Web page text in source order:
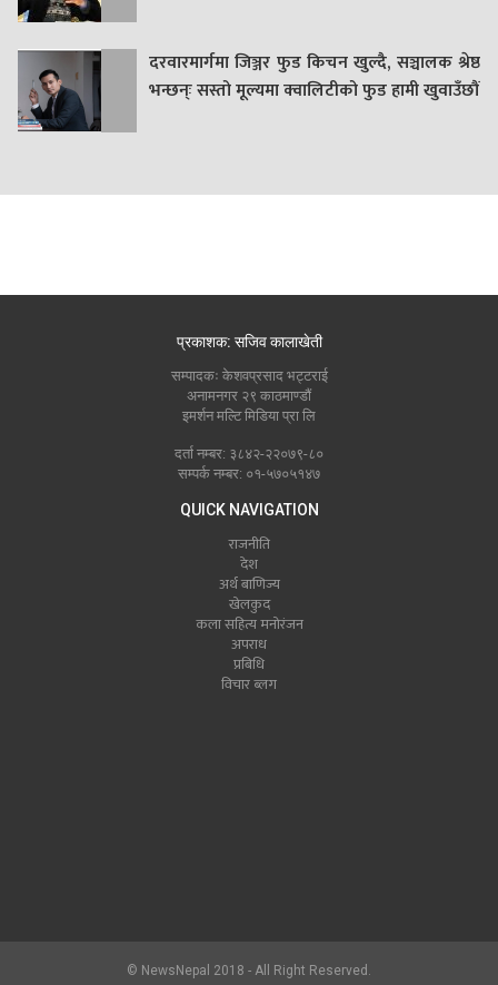
दरवारमार्गमा जिञ्जर फुड किचन खुल्दै, सञ्चालक श्रेष्ठ
भन्छन्ः सस्तो मूल्यमा क्वालिटीको फुड हामी खुवाउँछौं
प्रकाशक: सजिव कालाखेती
सम्पादकः केशवप्रसाद भट्टराई
अनामनगर २९ काठमाण्डौं
इमर्शन मल्टि मिडिया प्रा लि
दर्ता नम्बर: ३८४२-२२०७९-८०
सम्पर्क नम्बर: ०१-५७०५१४७
QUICK NAVIGATION
राजनीति
देश
अर्थ बाणिज्य
खेलकुद
कला सहित्य मनोरंजन
अपराध
प्रबिधि
विचार ब्लग
© NewsNepal 2018 - All Right Reserved.